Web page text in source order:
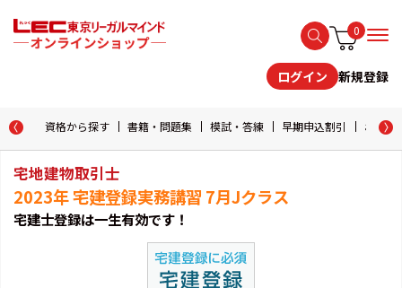
0
ログイン 新規登録
資格から探す 書籍・問題集 模試・答練 早期申込割引 おため
宅地建物取引士
2023年 宅建登録実務講習 7月Jクラス
宅建士登録は一生有効です！